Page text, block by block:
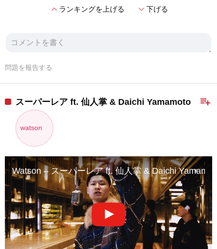
expand_lessランキングを上げる expand_more下げる
問題を報告する
playlist_add
スーパーレア ft. 仙人掌 & Daichi Yamamoto
watson
Watson – スーパーレア ft. 仙人掌 & Daichi